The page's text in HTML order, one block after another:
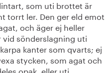
som uti brottet är
torrt ler. Den ger eld emot
och äger ej heller
sönderslagning uti
kanter som qvarts; ej
stycken, som agat och
opak, eller uti